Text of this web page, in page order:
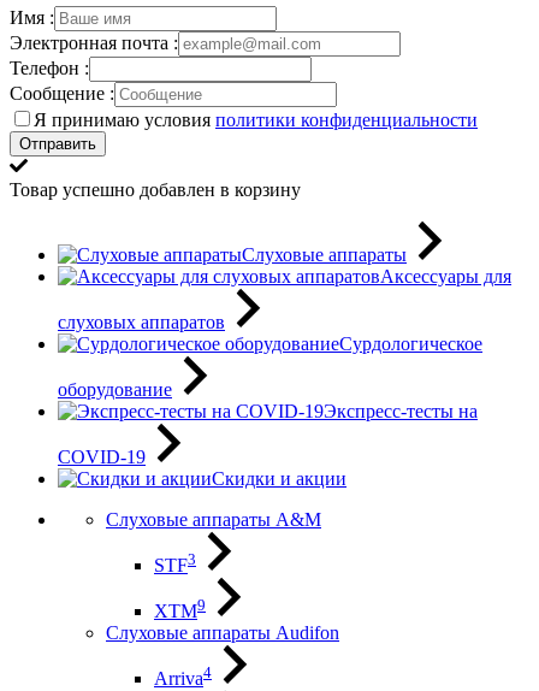
Имя :
Электронная почта :
Телефон :
Сообщение :
Я принимаю условия политики конфиденциальности
Отправить
Товар успешно добавлен в корзину
Слуховые аппараты
Аксессуары для
слуховых аппаратов
Сурдологическое
оборудование
Экспресс-тесты на
COVID-19
Скидки и акции
Слуховые аппараты A&M
STF3
XTM9
Слуховые аппараты Audifon
Arriva4